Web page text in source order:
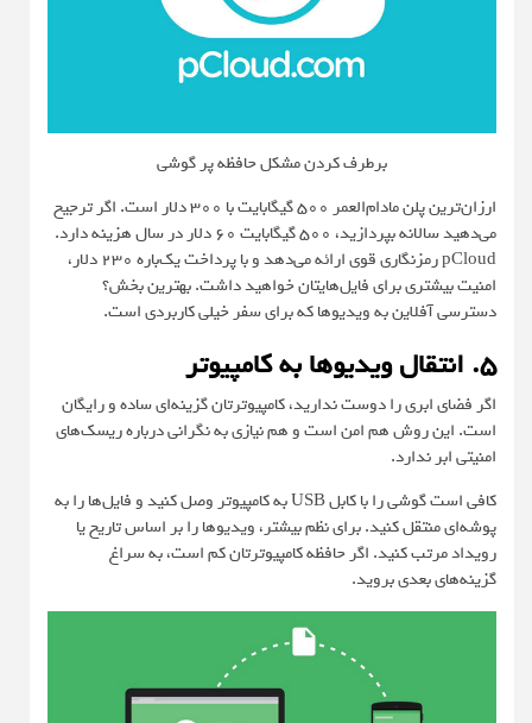
برطرف کردن مشکل حافظه پر گوشی
ارزان‌ترین پلن مادام‌العمر ۵۰۰ گیگابایت با ۳۰۰ دلار است. اگر ترجیح
می‌دهید سالانه بپردازید، ۵۰۰ گیگابایت ۶۰ دلار در سال هزینه دارد.
pCloud رمزنگاری قوی ارائه می‌دهد و با پرداخت یک‌باره ۲۳۰ دلار،
امنیت بیشتری برای فایل‌هایتان خواهید داشت. بهترین بخش؟
دسترسی آفلاین به ویدیوها که برای سفر خیلی کاربردی است.
اگر فضای ابری را دوست ندارید، کامپیوترتان گزینه‌ای ساده و رایگان
است. این روش هم امن است و هم نیازی به نگرانی درباره ریسک‌های
امنیتی ابر ندارد.
کافی است گوشی را با کابل USB به کامپیوتر وصل کنید و فایل‌ها را به
پوشه‌ای منتقل کنید. برای نظم بیشتر، ویدیوها را بر اساس تاریخ یا
رویداد مرتب کنید. اگر حافظه کامپیوترتان کم است، به سراغ
گزینه‌های بعدی بروید.